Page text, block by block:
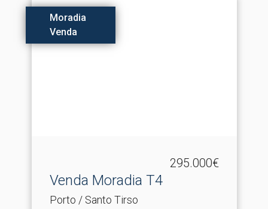
Moradia
Venda
295.000€
Venda Moradia T4
Porto / Santo Tirso